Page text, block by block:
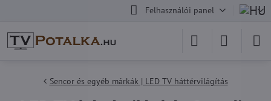
Felhasználói panel
Sencor és egyéb márkák | LED TV háttérvilágítás